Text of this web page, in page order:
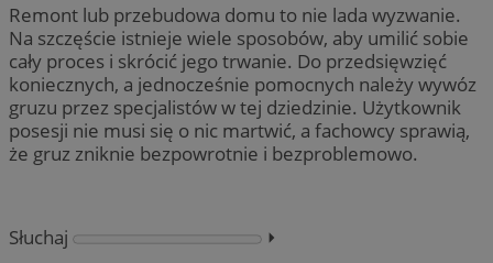
Remont lub przebudowa domu to nie lada wyzwanie.
Na szczęście istnieje wiele sposobów, aby umilić sobie
cały proces i skrócić jego trwanie. Do przedsięwzięć
koniecznych, a jednocześnie pomocnych należy wywóz
gruzu przez specjalistów w tej dziedzinie. Użytkownik
posesji nie musi się o nic martwić, a fachowcy sprawią,
że gruz zniknie bezpowrotnie i bezproblemowo.
Słuchaj
⏵︎